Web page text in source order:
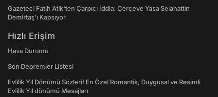
Gazeteci Fatih Atik'ten Çarpıcı İddia: Çerçeve Yasa Selahattin
Demirtaş'ı Kapsıyor
Hızlı Erişim
Hava Durumu
Son Depremler Listesi
Evlilik Yıl Dönümü Sözleri! En Özel Romantik, Duygusal ve Resimli
Evlilik Yıl dönümü Mesajları